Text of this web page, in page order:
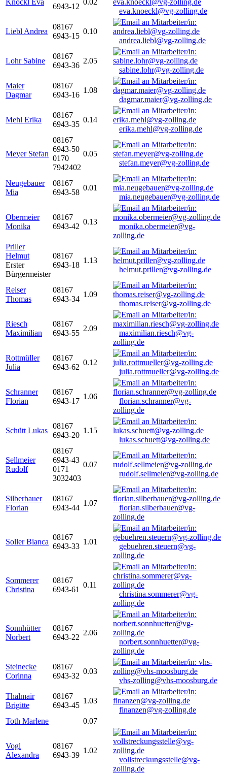
Knöckl Eva
6943-12
0.02
eva.knoeckl@vg-zolling.de
Liebl Andrea
08167
6943-15
0.10
andrea.liebl@vg-zolling.de
Lohr Sabine
08167
6943-36
2.05
sabine.lohr@vg-zolling.de
Maier
Dagmar
08167
6943-16
1.08
dagmar.maier@vg-zolling.de
Mehl Erika
08167
6943-35
0.14
erika.mehl@vg-zolling.de
Meyer Stefan
08167
6943-50
0170
7942402
0.05
stefan.meyer@vg-zolling.de
Neugebauer
Mia
08167
6943-58
0.01
mia.neugebauer@vg-zolling.de
Obermeier
Monika
08167
6943-42
0.13
monika.obermeier@vg-
zolling.de
Priller
Helmut
Erster
Bürgermeister
08167
6943-18
1.13
helmut.priller@vg-zolling.de
Reiser
Thomas
08167
6943-34
1.09
thomas.reiser@vg-zolling.de
Riesch
Maximilian
08167
6943-55
2.09
maximilian.riesch@vg-
zolling.de
Rottmüller
Julia
08167
6943-62
0.12
julia.rottmueller@vg-zolling.de
Schranner
Florian
08167
6943-17
1.06
florian.schranner@vg-
zolling.de
Schütt Lukas
08167
6943-20
1.15
lukas.schuett@vg-zolling.de
Sellmeier
Rudolf
08167
6943-43
0171
3032403
0.07
rudolf.sellmeier@vg-zolling.de
Silberbauer
Florian
08167
6943-44
1.07
florian.silberbauer@vg-
zolling.de
Soller Bianca
08167
6943-33
1.01
gebuehren.steuern@vg-
zolling.de
Sommerer
Christina
08167
6943-61
0.11
christina.sommerer@vg-
zolling.de
Sonnhütter
Norbert
08167
6943-22
2.06
norbert.sonnhuetter@vg-
zolling.de
Steinecke
Corinna
08167
6943-32
0.03
vhs-zolling@vhs-moosburg.de
Thalmair
Brigitte
08167
6943-45
1.03
finanzen@vg-zolling.de
Toth Marlene
0.07
Vogl
Alexandra
08167
6943-39
1.02
vollstreckungsstelle@vg-
zolling.de